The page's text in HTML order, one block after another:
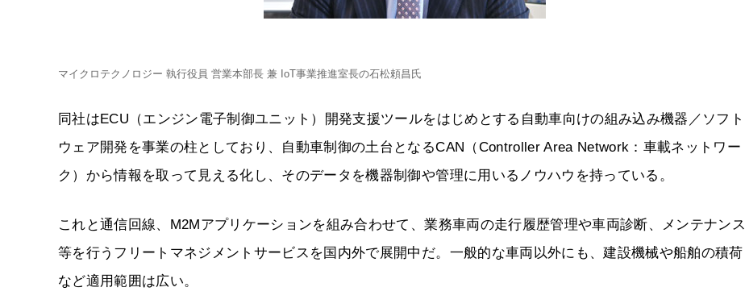
マイクロテクノロジー 執行役員 営業本部長 兼 IoT事業推進室長の石松頼昌氏
同社はECU（エンジン電子制御ユニット）開発支援ツールをはじめとする自動車向けの組み込み機器／ソフト
ウェア開発を事業の柱としており、自動車制御の土台となるCAN（Controller Area Network：車載ネットワー
ク）から情報を取って見える化し、そのデータを機器制御や管理に用いるノウハウを持っている。
これと通信回線、M2Mアプリケーションを組み合わせて、業務車両の走行履歴管理や車両診断、メンテナンス
等を行うフリートマネジメントサービスを国内外で展開中だ。一般的な車両以外にも、建設機械や船舶の積荷
など適用範囲は広い。